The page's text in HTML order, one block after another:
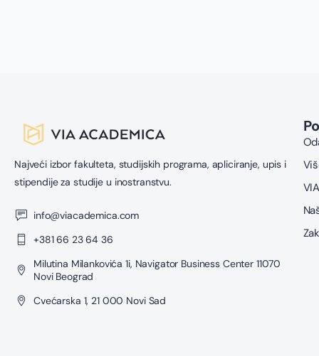
Najveći izbor fakulteta, studijskih programa, apliciranje, upis i
stipendije za studije u inostranstvu.
info@viacademica.com
+381 66 23 64 36
Milutina Milankovića 1i, Navigator Business Center 11070
Novi Beograd
Cvećarska 1, 21 000 Novi Sad